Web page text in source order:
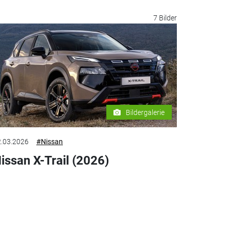
7 Bilder
Bildergalerie
#Nissan
X-Trail (2026)